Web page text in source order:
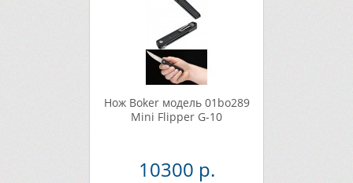
Нож Boker модель 01bo289
Mini Flipper G-10
10300 р.